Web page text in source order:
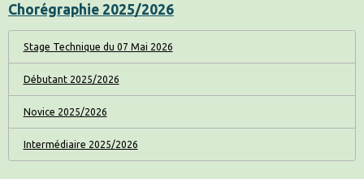
Chorégraphie 2025/2026
Stage Technique du 07 Mai 2026
Débutant 2025/2026
Novice 2025/2026
Intermédiaire 2025/2026